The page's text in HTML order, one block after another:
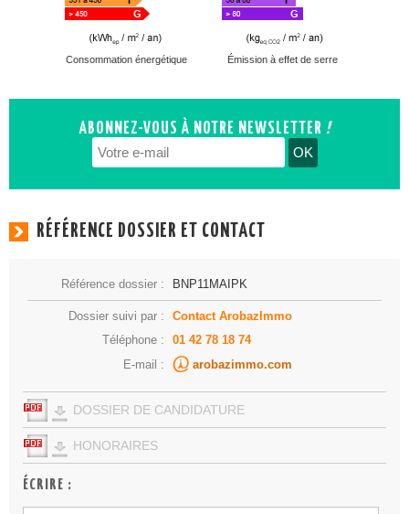
Consommation énergétique Émission à effet de serre
ABONNEZ-VOUS À NOTRE NEWSLETTER !
OK
RÉFÉRENCE DOSSIER ET CONTACT
Référence dossier : BNP11MAIPK
Dossier suivi par :
Contact ArobazImmo
Téléphone :
01 42 78 18 74
E-mail :
arobazimmo.com
DOSSIER DE CANDIDATURE
HONORAIRES
ÉCRIRE :